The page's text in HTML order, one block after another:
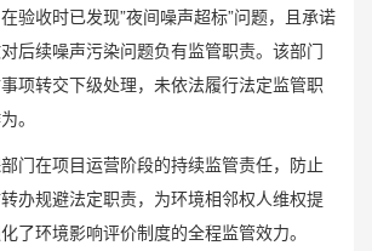
验收时已发现”夜间噪声超标”问题，且承诺
后续噪声污染问题负有监管职责。该部门
项转交下级处理，未依法履行法定监管职
。
门在项目运营阶段的持续监管责任，防止
办规避法定职责，为环境相邻权人维权提
了环境影响评价制度的全程监管效力。